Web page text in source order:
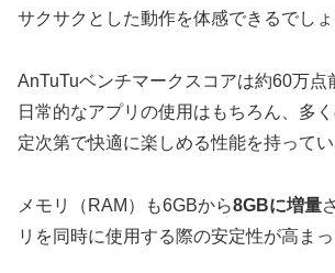
サクサクとした動作を体感できるでしょ
AnTuTuベンチマークスコアは約60万点
日常的なアプリの使用はもちろん、多
定次第で快適に楽しめる性能を持ってい
メモリ（RAM）も6GBから8GBに増量
リを同時に使用する際の安定性が高まっ